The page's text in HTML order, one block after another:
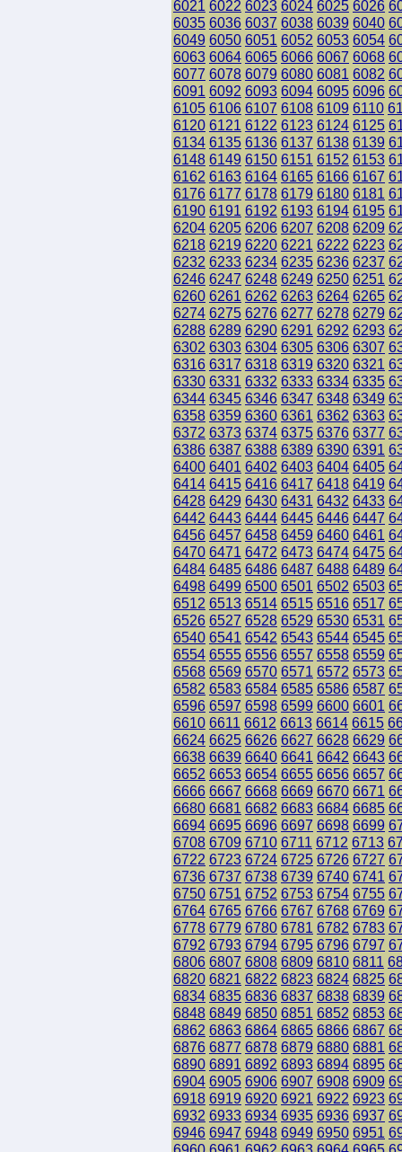
6021 6022 6023 6024 6025 6026
6035 6036 6037 6038 6039 6040
6049 6050 6051 6052 6053 6054
6063 6064 6065 6066 6067 6068
6077 6078 6079 6080 6081 6082
6091 6092 6093 6094 6095 6096
6105 6106 6107 6108 6109 6110
6120 6121 6122 6123 6124 6125
6134 6135 6136 6137 6138 6139
6148 6149 6150 6151 6152 6153
6162 6163 6164 6165 6166 6167
6176 6177 6178 6179 6180 6181
6190 6191 6192 6193 6194 6195
6204 6205 6206 6207 6208 6209
6218 6219 6220 6221 6222 6223
6232 6233 6234 6235 6236 6237
6246 6247 6248 6249 6250 6251
6260 6261 6262 6263 6264 6265
6274 6275 6276 6277 6278 6279
6288 6289 6290 6291 6292 6293
6302 6303 6304 6305 6306 6307
6316 6317 6318 6319 6320 6321
6330 6331 6332 6333 6334 6335
6344 6345 6346 6347 6348 6349
6358 6359 6360 6361 6362 6363
6372 6373 6374 6375 6376 6377
6386 6387 6388 6389 6390 6391
6400 6401 6402 6403 6404 6405
6414 6415 6416 6417 6418 6419
6428 6429 6430 6431 6432 6433
6442 6443 6444 6445 6446 6447
6456 6457 6458 6459 6460 6461
6470 6471 6472 6473 6474 6475
6484 6485 6486 6487 6488 6489
6498 6499 6500 6501 6502 6503
6512 6513 6514 6515 6516 6517
6526 6527 6528 6529 6530 6531
6540 6541 6542 6543 6544 6545
6554 6555 6556 6557 6558 6559
6568 6569 6570 6571 6572 6573
6582 6583 6584 6585 6586 6587
6596 6597 6598 6599 6600 6601
6610 6611 6612 6613 6614 6615
6624 6625 6626 6627 6628 6629
6638 6639 6640 6641 6642 6643
6652 6653 6654 6655 6656 6657
6666 6667 6668 6669 6670 6671
6680 6681 6682 6683 6684 6685
6694 6695 6696 6697 6698 6699
6708 6709 6710 6711 6712 6713
6722 6723 6724 6725 6726 6727
6736 6737 6738 6739 6740 6741
6750 6751 6752 6753 6754 6755
6764 6765 6766 6767 6768 6769
6778 6779 6780 6781 6782 6783
6792 6793 6794 6795 6796 6797
6806 6807 6808 6809 6810 6811
6820 6821 6822 6823 6824 6825
6834 6835 6836 6837 6838 6839
6848 6849 6850 6851 6852 6853
6862 6863 6864 6865 6866 6867
6876 6877 6878 6879 6880 6881
6890 6891 6892 6893 6894 6895
6904 6905 6906 6907 6908 6909
6918 6919 6920 6921 6922 6923
6932 6933 6934 6935 6936 6937
6946 6947 6948 6949 6950 6951